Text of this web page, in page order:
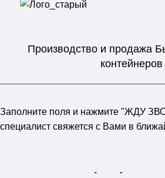
Производство и продажа
контейнеров
Заполните поля и нажмите "ЖДУ
специалист свяжется с Вами в